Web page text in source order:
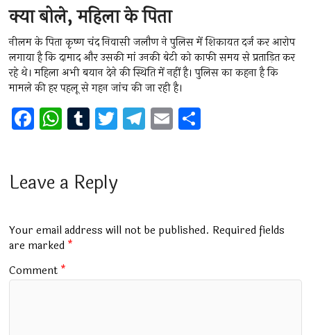
क्या बोले, महिला के पिता
नीलम के पिता कृष्ण चंद निवासी जलौण ने पुलिस में शिकायत दर्ज कर आरोप
लगाया है कि दामाद और उसकी मां उनकी बेटी को काफी समय से प्रताड़ित कर
रहे थे। महिला अभी बयान देने की स्थिति में नहीं है। पुलिस का कहना है कि
मामले की हर पहलू से गहन जांच की जा रही है।
F
a
b
o
k
W
h
s
p
p
T
u
bl
T
wi
er
T
el
m
E
m
Leave a Reply
Your email address will not be published. Required fields
are marked *
Comment *